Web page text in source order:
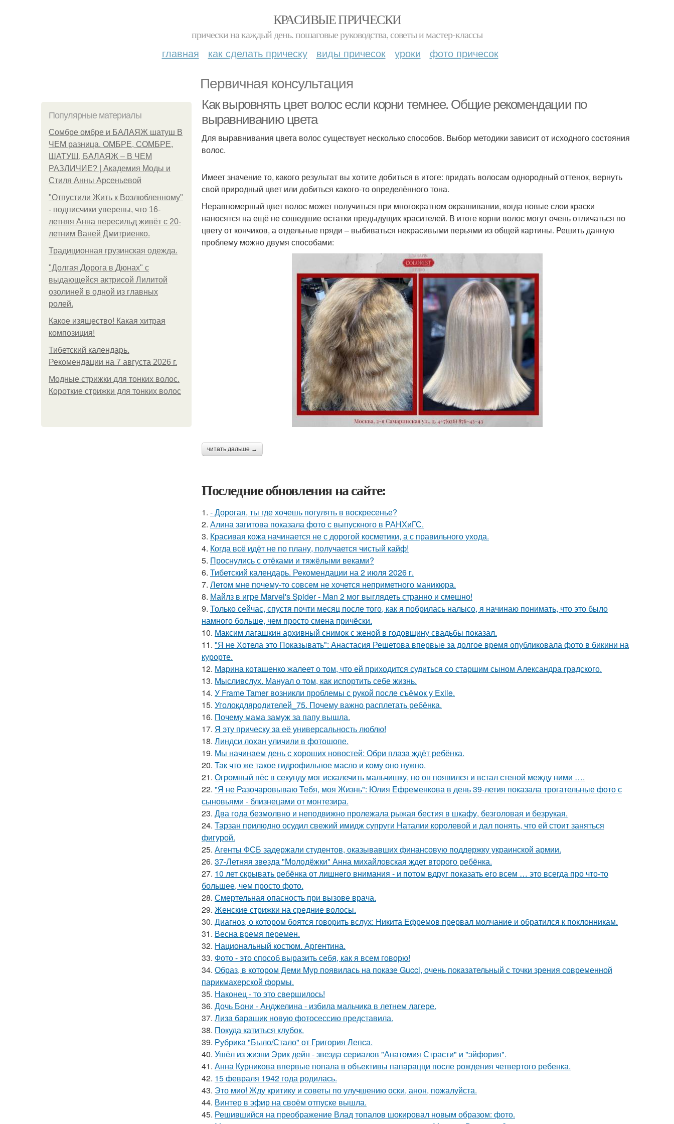
КРАСИВЫЕ ПРИЧЕСКИ
прически на каждый день. пошаговые руководства, советы и мастер-классы
главная как сделать прическу виды причесок уроки фото причесок
Первичная консультация
Популярные материалы
Сомбре омбре и БАЛАЯЖ шатуш В
ЧЕМ разница. ОМБРЕ, СОМБРЕ,
ШАТУШ, БАЛАЯЖ – В ЧЕМ
РАЗЛИЧИЕ? | Академия Моды и
Стиля Анны Арсеньевой
"Отпустили Жить к Возлюбленному"
- подписчики уверены, что 16-
летняя Анна пересильд живёт с 20-
летним Ваней Дмитриенко.
Традиционная грузинская одежда.
"Долгая Дорога в Дюнах" с
выдающейся актрисой Лилитой
озолиней в одной из главных
ролей.
Какое изящество! Какая хитрая
композиция!
Тибетский календарь.
Рекомендации на 7 августа 2026 г.
Модные стрижки для тонких волос.
Короткие стрижки для тонких волос
Как выровнять цвет волос если корни темнее. Общие рекомендации по
выравниванию цвета
Для выравнивания цвета волос существует несколько способов. Выбор методики зависит от исходного состояния
волос.
Имеет значение то, какого результат вы хотите добиться в итоге: придать волосам однородный оттенок, вернуть
свой природный цвет или добиться какого-то определённого тона.
Неравномерный цвет волос может получиться при многократном окрашивании, когда новые слои краски
наносятся на ещё не сошедшие остатки предыдущих красителей. В итоге корни волос могут очень отличаться по
цвету от кончиков, а отдельные пряди – выбиваться некрасивыми перьями из общей картины. Решить данную
проблему можно двумя способами:
читать дальше →
Последние обновления на сайте:
1. - Дорогая, ты где хочешь погулять в воскресенье?
2. Алина загитова показала фото с выпускного в РАНХиГС.
3. Красивая кожа начинается не с дорогой косметики, а с правильного ухода.
4. Когда всё идёт не по плану, получается чистый кайф!
5. Проснулись с отёками и тяжёлыми веками?
6. Тибетский календарь. Рекомендации на 2 июля 2026 г.
7. Летом мне почему-то совсем не хочется неприметного маникюра.
8. Майлз в игре Marvel's Spider - Man 2 мог выглядеть странно и смешно!
9. Только сейчас, спустя почти месяц после того, как я побрилась налысо, я начинаю понимать, что это было
намного больше, чем просто смена причёски.
10. Максим лагашкин архивный снимок с женой в годовщину свадьбы показал.
11. "Я не Хотела это Показывать": Анастасия Решетова впервые за долгое время опубликовала фото в бикини на
курорте.
12. Марина коташенко жалеет о том, что ей приходится судиться со старшим сыном Александра градского.
13. Мысливслух. Мануал о том, как испортить себе жизнь.
14. У Frame Tamer возникли проблемы с рукой после съёмок у Exile.
15. Уголокдляродителей_75. Почему важно расплетать ребёнка.
16. Почему мама замуж за папу вышла.
17. Я эту прическу за её универсальность люблю!
18. Линдси лохан уличили в фотошопе.
19. Мы начинаем день с хороших новостей: Обри плаза ждёт ребёнка.
20. Так что же такое гидрофильное масло и кому оно нужно.
21. Огромный пёс в секунду мог искалечить мальчишку, но он появился и встал стеной между ними ….
22. "Я не Разочаровываю Тебя, моя Жизнь": Юлия Ефременкова в день 39-летия показала трогательные фото с
сыновьями - близнецами от монтезира.
23. Два года безмолвно и неподвижно пролежала рыжая бестия в шкафу, безголовая и безрукая.
24. Тарзан прилюдно осудил свежий имидж супруги Наталии королевой и дал понять, что ей стоит заняться
фигурой.
25. Агенты ФСБ задержали студентов, оказывавших финансовую поддержку украинской армии.
26. 37-Летняя звезда "Молодёжки" Анна михайловская ждет второго ребёнка.
27. 10 лет скрывать ребёнка от лишнего внимания - и потом вдруг показать его всем … это всегда про что-то
большее, чем просто фото.
28. Смертельная опасность при вызове врача.
29. Женские стрижки на средние волосы.
30. Диагноз, о котором боятся говорить вслух: Никита Ефремов прервал молчание и обратился к поклонникам.
31. Весна время перемен.
32. Национальный костюм. Аргентина.
33. Фото - это способ выразить себя, как я всем говорю!
34. Образ, в котором Деми Мур появилась на показе Gucci, очень показательный с точки зрения современной
парикмахерской формы.
35. Наконец - то это свершилось!
36. Дочь Бони - Анджелина - избила мальчика в летнем лагере.
37. Лиза барашик новую фотосессию представила.
38. Покуда катиться клубок.
39. Рубрика "Было/Стало" от Григория Лепса.
40. Ушёл из жизни Эрик дейн - звезда сериалов "Анатомия Страсти" и "эйфория".
41. Анна Курникова впервые попала в объективы папарацци после рождения четвертого ребенка.
42. 15 февраля 1942 года родилась.
43. Это мио! Жду критику и советы по улучшению оски, анон, пожалуйста.
44. Винтер в эфир на своём отпуске вышла.
45. Решившийся на преображение Влад топалов шокировал новым образом: фото.